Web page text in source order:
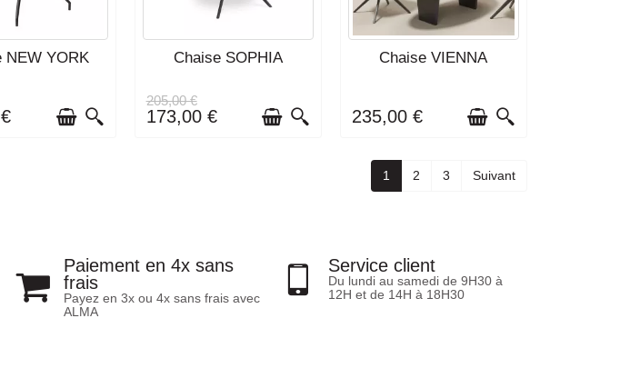
LIVRAISON : 3 À 4
NEW YORK
DÉLAI DE LIVRAISON : 3 À 4
SEMAINES
Chaise SOPHIA
205,00 €
173,00 €
DÉLAI DE LIVRAISON : 3 À 4
SEMAINES
Chaise VIENNA
235,00 €
1 2 3 Suivant
Paiement en 4x sans
frais
Payez en 3x ou 4x sans frais avec
ALMA
Service client
Du lundi au samedi de 9H30 à
12H et de 14H à 18H30